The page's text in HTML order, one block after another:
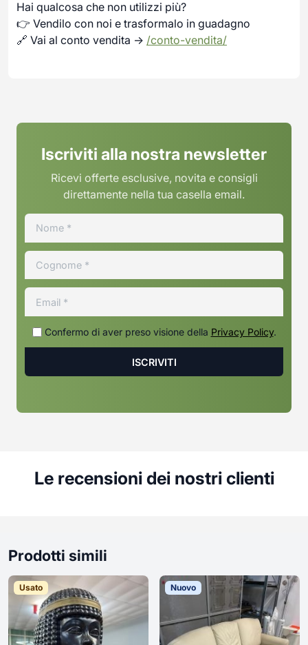
Hai qualcosa che non utilizzi più?
👉 Vendilo con noi e trasformalo in guadagno
🔗 Vai al conto vendita → /conto-vendita/
Iscriviti alla nostra newsletter
Ricevi offerte esclusive, novita e consigli
direttamente nella tua casella email.
Confermo di aver preso visione della Privacy Policy.
Le recensioni dei nostri clienti
Prodotti simili
Usato Nuovo